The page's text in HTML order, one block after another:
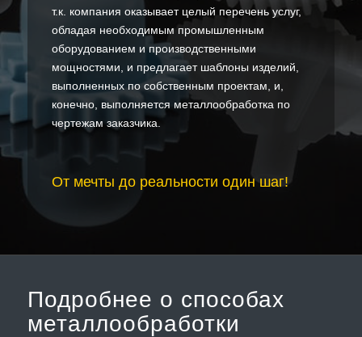
т.к. компания оказывает целый перечень услуг,
обладая необходимым промышленным
оборудованием и производственными
мощностями, и предлагает шаблоны изделий,
выполненных по собственным проектам, и,
конечно, выполняется металлообработка по
чертежам заказчика.
От мечты до реальности один шаг!
Подробнее о способах
металлообработки